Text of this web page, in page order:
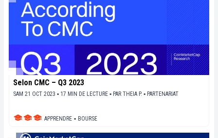
Selon CMC – Q3 2023
SAM 21 OCT 2023 ▪ 17 MIN DE LECTURE ▪ PAR THEIA P. ▪ PARTENARIAT
APPRENDRE ▪ BOURSE